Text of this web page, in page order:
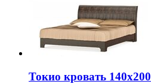
Токио кровать 140х200